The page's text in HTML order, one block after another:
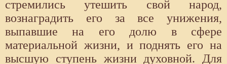
стремились утешить свой народ,
вознаградить его за все унижения,
выпавшие на его долю в сфере
материальной жизни, и поднять его на
высшую ступень жизни духовной. Для